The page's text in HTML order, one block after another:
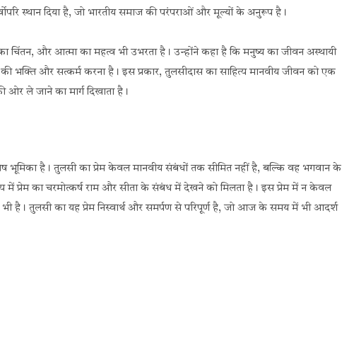
स्थान दिया है, जो भारतीय समाज की परंपराओं और मूल्यों के अनुरूप है।
चिंतन, और आत्मा का महत्व भी उभरता है। उन्होंने कहा है कि मनुष्य का जीवन अस्थायी
भक्ति और सत्कर्म करना है। इस प्रकार, तुलसीदास का साहित्य मानवीय जीवन को एक
ओर ले जाने का मार्ग दिखाता है।
है। तुलसी का प्रेम केवल मानवीय संबंधों तक सीमित नहीं है, बल्कि वह भगवान के
में प्रेम का चरमोत्कर्ष राम और सीता के संबंध में देखने को मिलता है। इस प्रेम में न केवल
भी है। तुलसी का यह प्रेम निस्वार्थ और समर्पण से परिपूर्ण है, जो आज के समय में भी आदर्श